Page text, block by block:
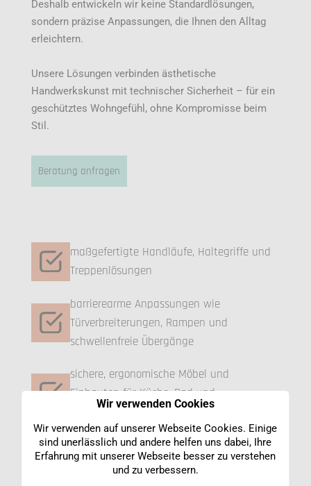
Deshalb entwickeln wir keine Standardlösungen,
sondern präzise Anpassungen, die Ihnen den Alltag
erleichtern.
Unsere Lösungen verbinden ästhetische
Handwerkskunst mit technischer Sicherheit – für ein
geschütztes Wohngefühl, ohne Kompromisse beim
Stil.
Beratung anfragen
maßgefertigte Handläufe, Haltegriffe und
Treppenlösungen
barrierearme Anpassungen wie
Türverbreiterungen, Rampen und
schwellenfreie Übergänge
sichere, ergonomische Möbel und
Einbauten für Küche, Bad und
Wohnbereiche
optisch unauffällige, hochwertige
Assistenzlösungen, die sich harmonisch
Wir verwenden Cookies
Wir verwenden auf unserer Webseite Cookies. Einige
sind unerlässlich und andere helfen uns dabei, Ihre
Erfahrung mit unserer Webseite besser zu verstehen
und zu verbessern.